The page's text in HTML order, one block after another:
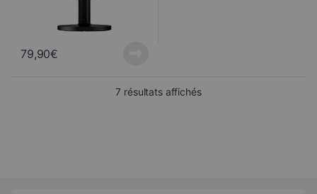
79,90€
7 résultats affichésTrié du plus récent au